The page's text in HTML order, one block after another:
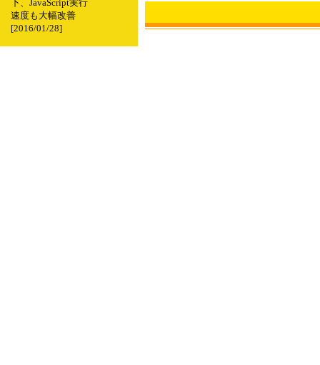
下、JavaScript実行
速度も大幅改善
[2016/01/28]